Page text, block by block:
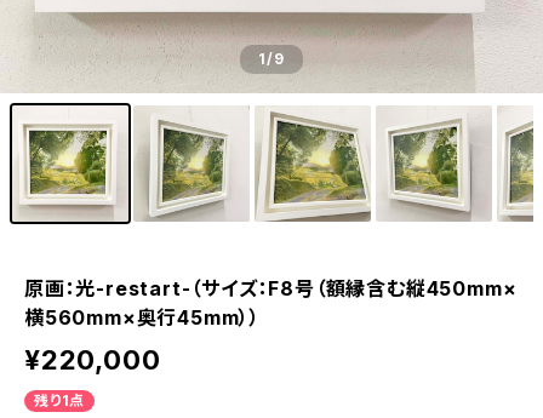
1/9
原画：光-restart-（サイズ：F8号（額縁含む縦450mm×
横560mm×奥行45mm））
¥220,000
残り1点